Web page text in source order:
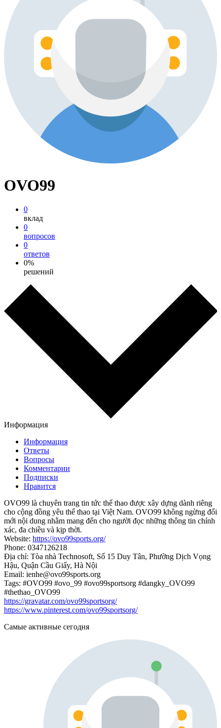
OVO99
0
вклад
0
вопросов
0
ответов
0%
решений
Информация
Информация
Ответы
Вопросы
Комментарии
Подписки
Нравится
OVO99 là chuyên trang tin tức thể thao được xây dựng dành riêng
cho cộng đồng yêu thể thao tại Việt Nam. OVO99 không ngừng đổi
mới nội dung nhằm mang đến cho người đọc những thông tin chính
xác, đa chiều và kịp thời.
Website: https://ovo99sports.org/
Phone: 0347126218
Địa chỉ: Tòa nhà Technosoft, Số 15 Duy Tân, Phường Dịch Vọng
Hậu, Quận Cầu Giấy, Hà Nội
Email: ienhe@ovo99sports.org
Tags: #OVO99 #ovo_99 #ovo99sportsorg #dangky_OVO99
#thethao_OVO99
https://gravatar.com/ovo99sportsorg/
https://www.pinterest.com/ovo99sportsorg/
Самые активные сегодня